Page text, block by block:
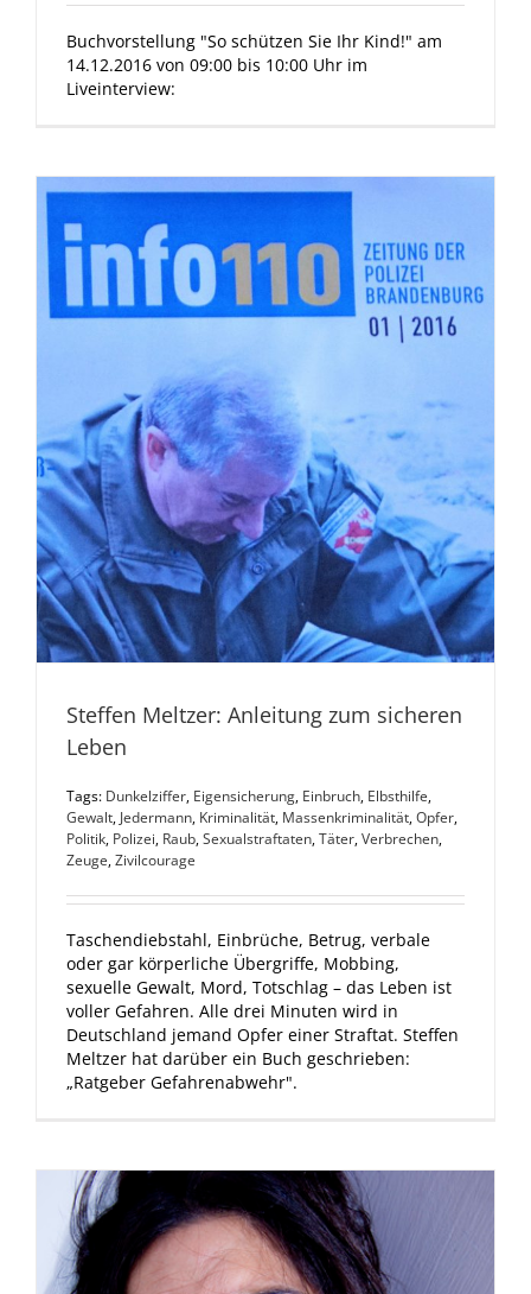
Buchvorstellung "So schützen Sie Ihr Kind!" am
14.12.2016 von 09:00 bis 10:00 Uhr im
Liveinterview:
Steffen Meltzer: Anleitung zum sicheren
Leben
Tags: Dunkelziffer, Eigensicherung, Einbruch, Elbsthilfe,
Gewalt, Jedermann, Kriminalität, Massenkriminalität,Opfer,
Politik, Polizei, Raub,Sexualstraftaten,Täter,Verbrechen,
Zeuge,Zivilcourage
Taschendiebstahl, Einbrüche, Betrug, verbale
oder gar körperliche Übergriffe, Mobbing,
sexuelle Gewalt, Mord, Totschlag – das Leben ist
voller Gefahren. Alle drei Minuten wird in
Deutschland jemand Opfer einer Straftat. Steffen
Meltzer hat darüber ein Buch geschrieben:
„Ratgeber Gefahrenabwehr".